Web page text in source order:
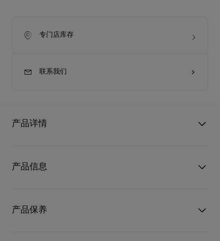
专门店库存
联系我们
产品详情
略为加长的尖鞋头，而独特的鞋跟设计更巧妙露出Loubi红鞋底，
成就Christian Louboutin的全新经典之作。来自婚嫁限量系列的
设计采用Everlasting Red红鞋底，运用创新的涂层技术确保标志
产品信息
颜色
白色
物料
網布
产品保养